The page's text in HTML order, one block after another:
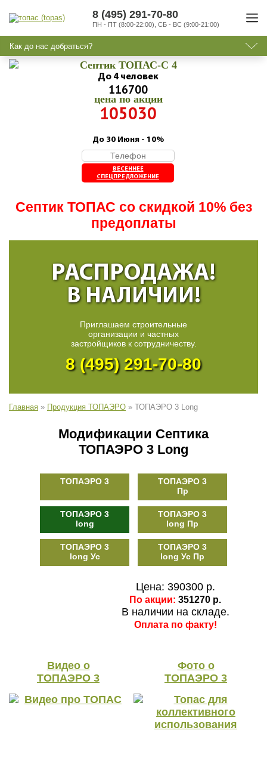
Септик ТОПАС-C 4
До 4 человек
116700
цена по акции
105030
До 30 Июня - 10%
ВЕСЕННЕЕ
СПЕЦПРЕДЛОЖЕНИЕ
Септик ТОПАС со скидкой 10% без
предоплаты
РАСПРОДАЖА!
В НАЛИЧИИ!
Приглашаем строительные
организации и частных
застройщиков к сотрудничеству.
8 (495) 291-70-80
8 (495) 291-70-80
ПН - ПТ (8:00-22:00), СБ - ВС (9:00-21:00)
Как до нас добраться?
Главная » Продукция ТОПАЭРО » ТОПАЭРО 3 Long
Модификации Септика
ТОПАЭРО 3 Long
ТОПАЭРО 3
ТОПАЭРО 3
Пр
ТОПАЭРО 3
long
ТОПАЭРО 3
long Пр
ТОПАЭРО 3
long Ус
ТОПАЭРО 3
long Ус Пр
Цена: 390300 р.
По акции: 351270 р.
В наличии на складе.
Оплата по факту!
Видео о
ТОПАЭРО 3
Фото о
ТОПАЭРО 3